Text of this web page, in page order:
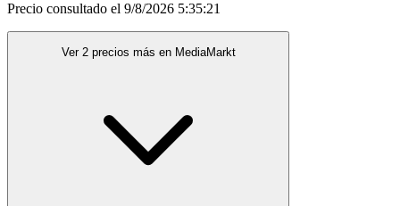
Precio consultado el 9/8/2026 5:35:21
Ver 2 precios más en MediaMarkt